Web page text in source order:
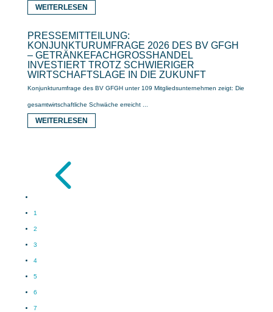
WEITERLESEN
PRESSEMITTEILUNG:
KONJUNKTURUMFRAGE 2026 DES BV GFGH
– GETRÄNKEFACHGROSSHANDEL I
NVESTIERT TROTZ SCHWIERIGER W
IRTSCHAFTSLAGE IN DIE ZUKUNFT
Konjunkturumfrage des BV GFGH unter 109 Mitgliedsunternehmen zeigt: Die
gesamtwirtschaftliche Schwäche erreicht ...
WEITERLESEN
4
1
2
3
4
5
6
7